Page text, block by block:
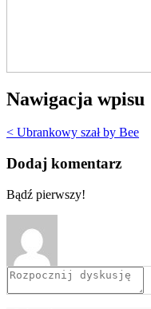
Nawigacja wpisu
< Ubrankowy szał by Bee
Dodaj komentarz
Bądź pierwszy!